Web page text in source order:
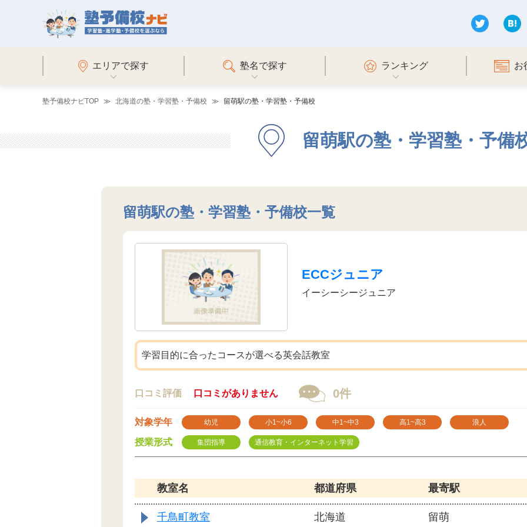
エリアで探す 塾名で探す ランキング お
塾予備校ナビTOP 北海道の塾・学習塾・予備校 留萌駅の塾・学習塾・予備校
留萌駅の塾・学習塾・予備
留萌駅の塾・学習塾・予備校一覧
ECCジュニア
イーシーシージュニア
学習目的に合ったコースが選べる英会話教室
口コミ評価 口コミがありません 0件
対象学年 幼児 小1~小6 中1~中3 高1~高3 浪人
授業形式 集団指導 通信教育・インターネット学習
教室名 都道府県 最寄駅
千鳥町教室 北海道 留萌